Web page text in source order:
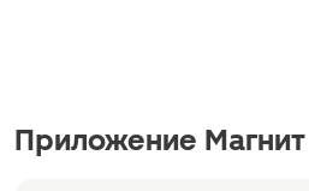
Приложение Магнит